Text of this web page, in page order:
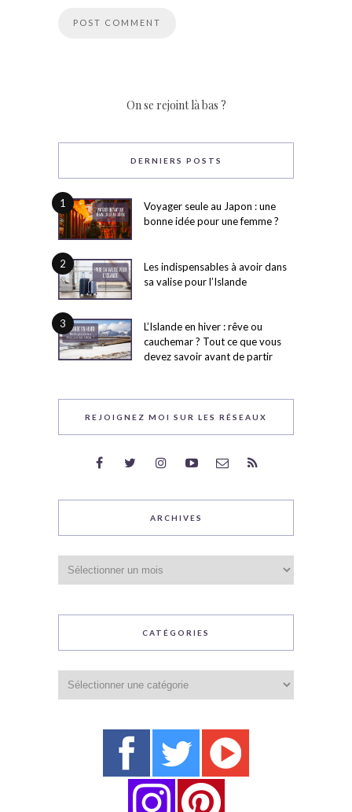
On se rejoint là bas ?
DERNIERS POSTS
1
Voyager seule au Japon : une
bonne idée pour une femme ?
2
Les indispensables à avoir dans
sa valise pour l’Islande
3
L’Islande en hiver : rêve ou
cauchemar ? Tout ce que vous
devez savoir avant de partir
REJOIGNEZ MOI SUR LES RÉSEAUX
ARCHIVES
CATÉGORIES